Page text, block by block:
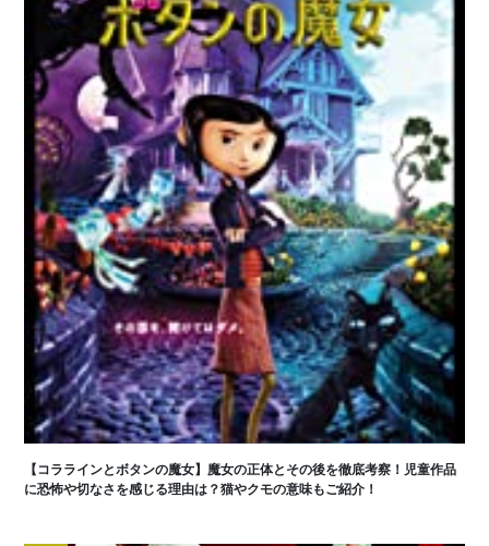
【コララインとボタンの魔女】魔女の正体とその後を徹底考察！児童作品
に恐怖や切なさを感じる理由は？猫やクモの意味もご紹介！